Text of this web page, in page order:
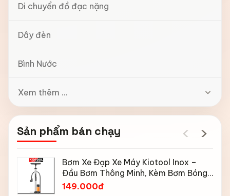
Di chuyển đồ đạc nặng
Dây đèn
Bình Nước
Xem thêm ...
Sản phẩm bán chạy ‹ ›
Bơm Xe Đạp Xe Máy Kiotool Inox –
Đầu Bơm Thông Minh, Kèm Bơm Bóng,
Đồng Hồ 160 PSI
149.000đ